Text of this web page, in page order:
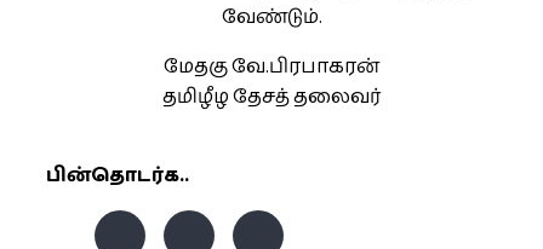
வேண்டும்.
மேதகு வே.பிரபாகரன்
தமிழீழ தேசத் தலைவர்
பின்தொடர்க..